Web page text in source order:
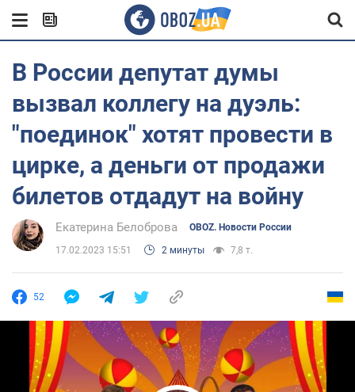
В России депутат думы
вызвал коллегу на дуэль:
"поединок" хотят провести в
цирке, а деньги от продажи
билетов отдадут на войну
Екатерина Белоброва OBOZ. Новости России
17.02.2023 15:51 2 минуты 7,8 т.
52